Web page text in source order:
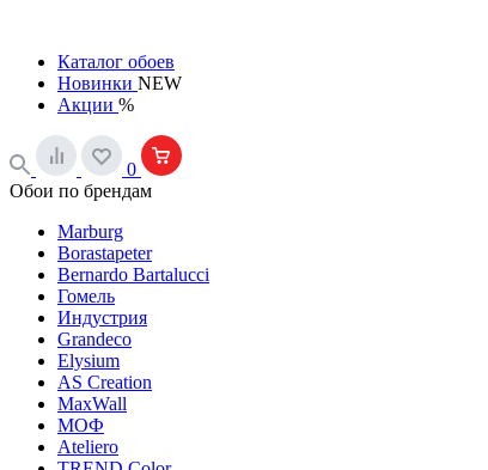
Каталог обоев
Новинки NEW
Акции %
0
Обои по брендам
Marburg
Borastapeter
Bernardo Bartalucci
Гомель
Индустрия
Grandeco
Elysium
AS Creation
MaxWall
МОФ
Ateliero